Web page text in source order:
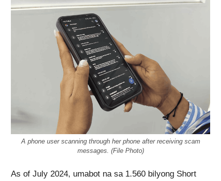
A phone user scanning through her phone after receiving scam
messages. (File Photo)
As of July 2024, umabot na sa 1.560 bilyong Short